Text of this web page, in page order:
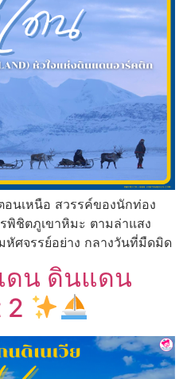
อนเหนือ สวรรค์ของนักท่อง
พิชิตภูเขาหิมะ ตามล่าแสง
ศจรรย์อย่าง กลางวันที่มืดมิด
ดน ดินแดน
2